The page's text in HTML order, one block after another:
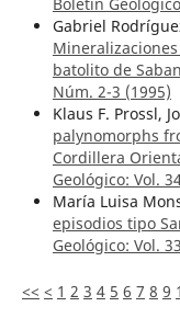
Gabriel
batolito de
Núm. 2-3 (1995)
Klaus F. Prossl,
palynomorphs
Cordillera
Geológico: Vol.
María Luisa
episodios tipo
Geológico: Vol.
<< < 1 2 3 4 5 6 7 8 9